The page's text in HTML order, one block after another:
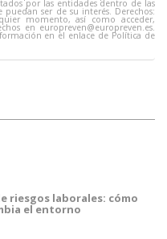
por las entidades dentro de las
ser de su interés. Derechos:
momento, así como acceder,
en europreven@europreven.es.
en el enlace de Política de
riesgos laborales: cómo
el entorno